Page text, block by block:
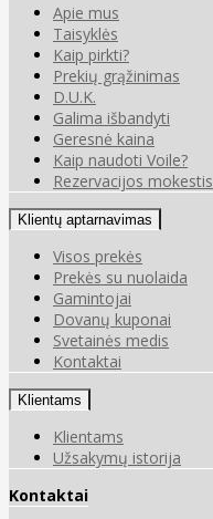
Apie mus
Taisyklės
Kaip pirkti?
Prekių grąžinimas
D.U.K.
Galima išbandyti
Geresnė kaina
Kaip naudoti Voile?
Rezervacijos mokestis
Klientų aptarnavimas
Visos prekės
Prekės su nuolaida
Gamintojai
Dovanų kuponai
Svetainės medis
Kontaktai
Klientams
Klientams
Užsakymų istorija
Kontaktai